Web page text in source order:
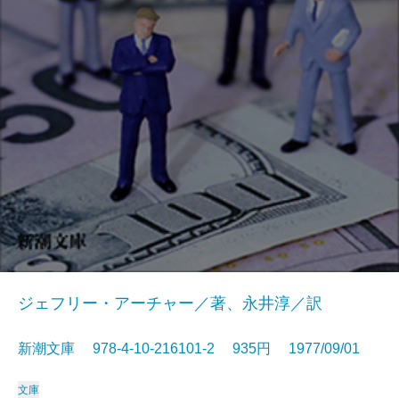
ジェフリー・アーチャー／著、永井淳／訳
新潮文庫 978-4-10-216101-2 935円 1977/09/01
文庫